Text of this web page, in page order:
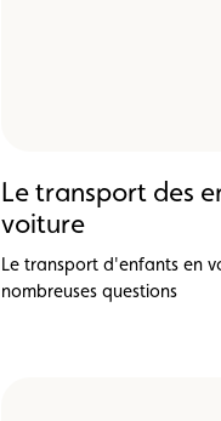
Le transport des
voiture
Le transport d'enfants en
nombreuses questions